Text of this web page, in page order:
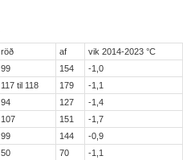
röð af
vik 2014-2023 °C
99 154
-1,0
117 til 118 179
-1,1
94 127
-1,4
107 151
-1,7
99 144
-0,9
50 70
-1,1